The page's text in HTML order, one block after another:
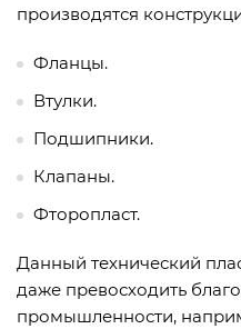
производятся
Фланцы.
Втулки.
Подшипники.
Клапаны.
Фторопласт.
Данный технический
даже превосходить
промышленности,